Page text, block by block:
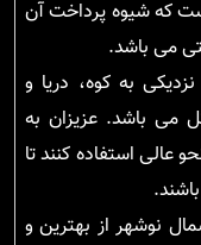
که شیوه پرداخت آن
می باشد.
به کوه، دریا و
می باشد. عزیزان به
عالی استفاده کنند تا
نوشهر از بهترین و